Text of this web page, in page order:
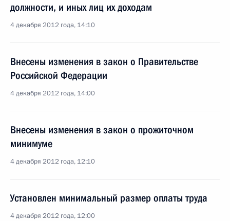
должности, и иных лиц их доходам
4 декабря 2012 года, 14:10
Внесены изменения в закон о Правительстве
Российской Федерации
4 декабря 2012 года, 14:00
Внесены изменения в закон о прожиточном
минимуме
4 декабря 2012 года, 12:10
Установлен минимальный размер оплаты труда
4 декабря 2012 года, 12:00